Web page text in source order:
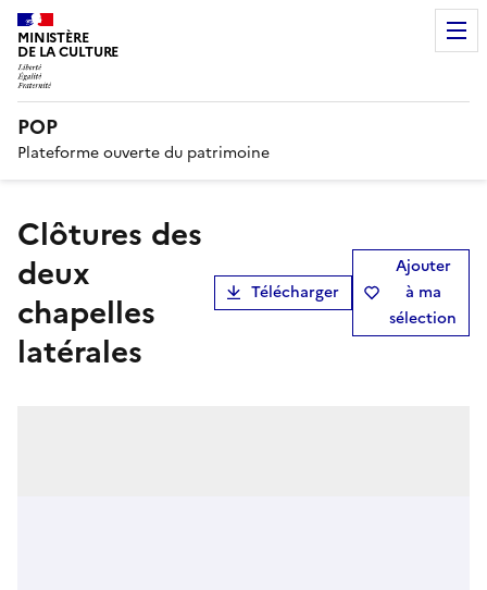
MINISTÈRE
DE LA CULTURE
POP
Plateforme ouverte du patrimoine
clôtures des
deux
chapelles
latérales
Télécharger
Ajouter
à ma
sélection